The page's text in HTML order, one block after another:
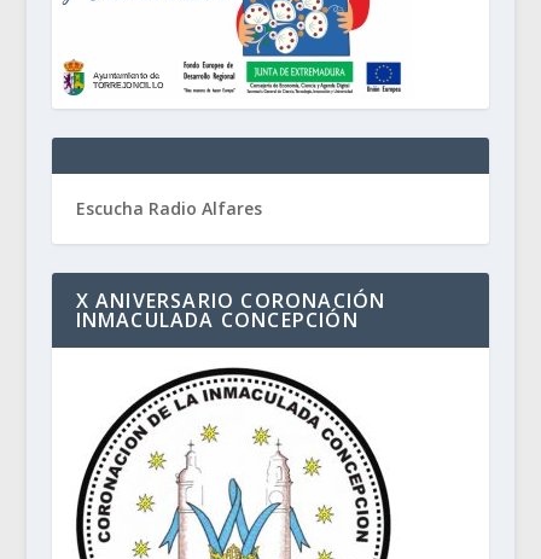
Escucha Radio Alfares
X ANIVERSARIO CORONACIÓN
INMACULADA CONCEPCIÓN